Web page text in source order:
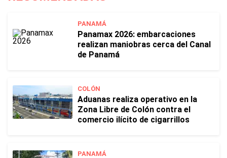
PANAMÁ
Panamax 2026: embarcaciones
realizan maniobras cerca del Canal
de Panamá
COLÓN
Aduanas realiza operativo en la
Zona Libre de Colón contra el
comercio ilícito de cigarrillos
PANAMÁ